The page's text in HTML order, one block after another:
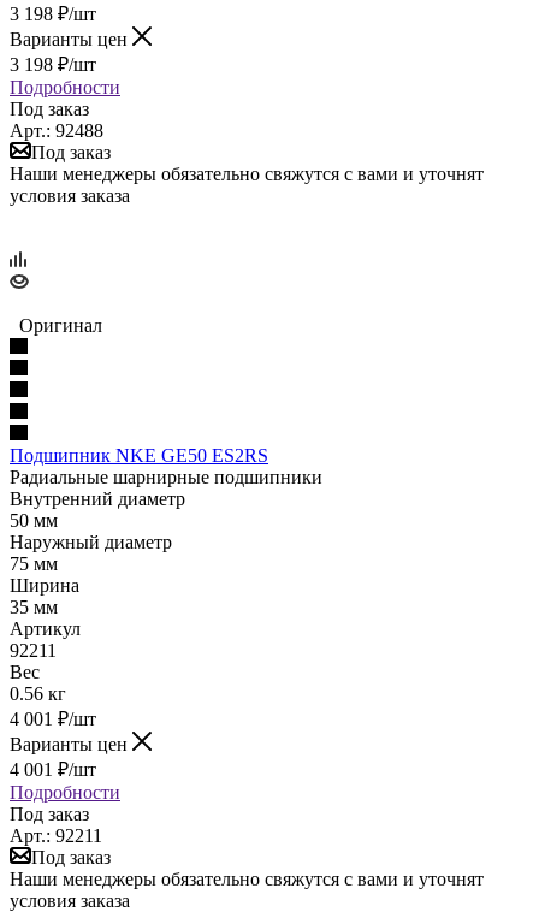
3 198 ₽/шт
Варианты цен
3 198 ₽/шт
Подробности
Под заказ
Арт.: 92488
Под заказ
Наши менеджеры обязательно свяжутся с вами и уточнят
условия заказа
Оригинал
Подшипник NKE GE50 ES2RS
Радиальные шарнирные подшипники
Внутренний диаметр
50 мм
Наружный диаметр
75 мм
Ширина
35 мм
Артикул
92211
Вес
0.56 кг
4 001 ₽/шт
Варианты цен
4 001 ₽/шт
Подробности
Под заказ
Арт.: 92211
Под заказ
Наши менеджеры обязательно свяжутся с вами и уточнят
условия заказа